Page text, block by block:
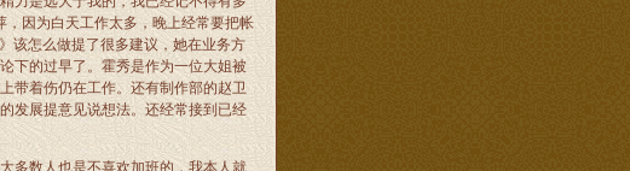
因为白天工作太多，晚上经常要把帐
》该怎么做提了很多建议，她在业务方
下的过早了。霍秀是作为一位大姐被
带着伤仍在工作。还有制作部的赵卫
发展提意见说想法。还经常接到已经
多数人也是不喜欢加班的，我本人就